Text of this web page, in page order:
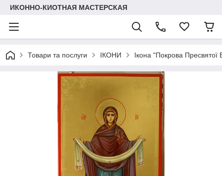
ИКОННО-КИОТНАЯ МАСТЕРСКАЯ
Товари та послуги ІКОНИ Ікона "Покрова Пресвятої